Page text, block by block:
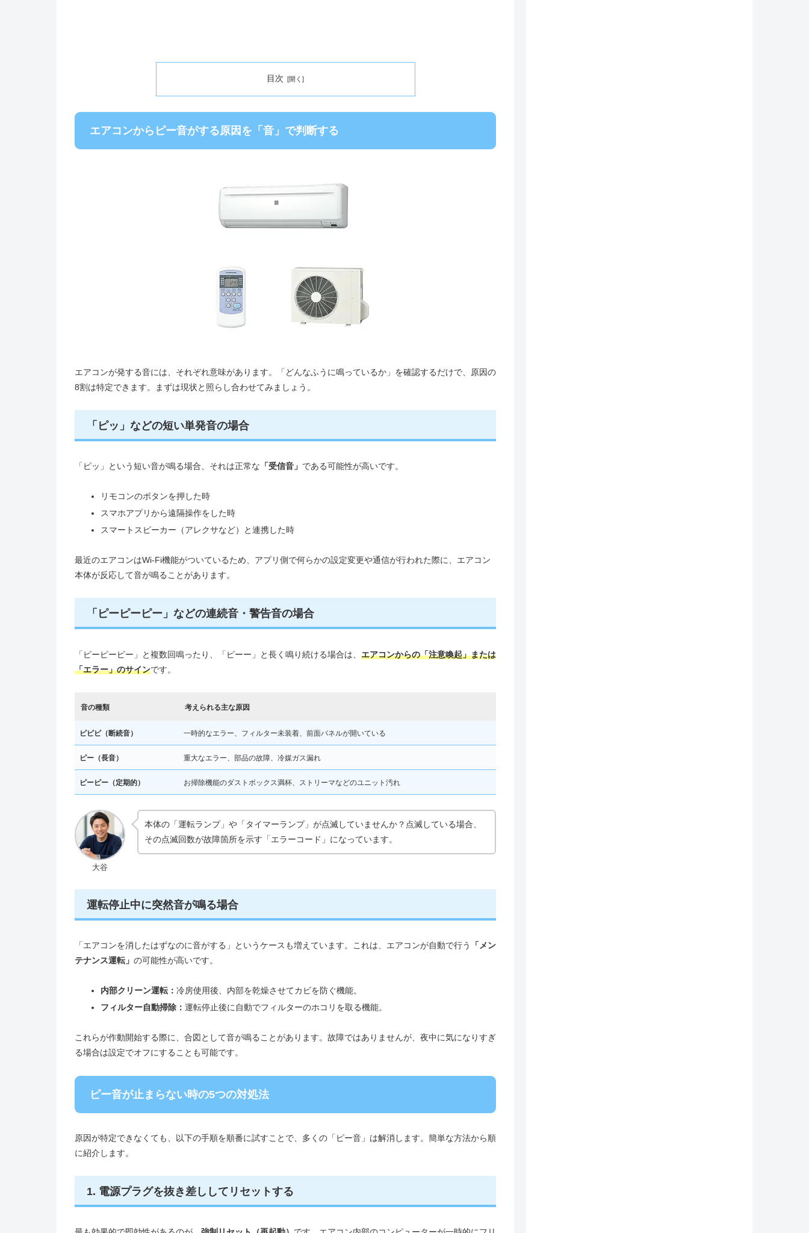
目次
エアコンからピー音がする原因を「音」で判断する
エアコンが発する音には、それぞれ意味があります。「どんなふうに鳴っているか」を確認するだけで、原因の
8割は特定できます。まずは現状と照らし合わせてみましょう。
「ピッ」などの短い単発音の場合
「ピッ」という短い音が鳴る場合、それは正常な 「受信音」 である可能性が高いです。
リモコンのボタンを押した時
スマホアプリから遠隔操作をした時
スマートスピーカー（アレクサなど）と連携した時
最近のエアコンはWi-Fi機能がついているため、アプリ側で何らかの設定変更や通信が行われた際に、エアコン
本体が反応して音が鳴ることがあります。
「ピーピーピー」などの連続音・警告音の場合
「ピーピーピー」と複数回鳴ったり、「ピーー」と長く鳴り続ける場合は、 エアコンからの「注意喚起」または
「エラー」のサインです。
音の種類 考えられる主な原因
ピピピ（断続音） 一時的なエラー、フィルター未装着、前面パネルが開いている
ピー（長音） 重大なエラー、部品の故障、冷媒ガス漏れ
ピーピー（定期的） お掃除機能のダストボックス満杯、ストリーマなどのユニット汚れ
大谷
本体の「運転ランプ」や「タイマーランプ」が点滅していませんか？点滅している場合、
その点滅回数が故障箇所を示す「エラーコード」になっています。
運転停止中に突然音が鳴る場合
「エアコンを消したはずなのに音がする」というケースも増えています。これは、エアコンが自動で行う
「メン
テナンス運転」 の可能性が高いです。
内部クリーン運転： 冷房使用後、内部を乾燥させてカビを防ぐ機能。
フィルター自動掃除： 運転停止後に自動でフィルターのホコリを取る機能。
これらが作動開始する際に、合図として音が鳴ることがあります。故障ではありませんが、夜中に気になりすぎ
る場合は設定でオフにすることも可能です。
ピー音が止まらない時の5つの対処法
原因が特定できなくても、以下の手順を順番に試すことで、多くの「ピー音」は解消します。簡単な方法から順
に紹介します。
1. 電源プラグを抜き差ししてリセットする